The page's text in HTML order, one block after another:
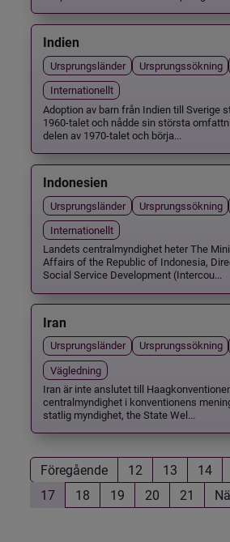
Indien
Ursprungsländer Ursprungssökning
Internationellt
Adoption av barn från Indien till Sverige
1960-talet och nådde sin största
delen av 1970-talet och börja...
Indonesien
Ursprungsländer Ursprungssökning
Internationellt
Landets centralmyndighet heter The
Affairs of the Republic of Indonesia,
Social Service Development (Intercou...
Iran
Ursprungsländer Ursprungssökning
Vägledning
Iran är inte anslutet till
centralmyndighet i konventionens
statlig myndighet, the State Wel...
Föregående 12 13 14
17
18 19 20 21